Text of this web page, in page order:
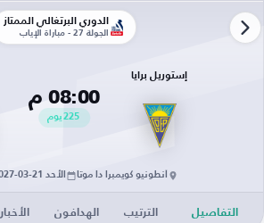
الدوري البرتغالي الممتاز
الجولة 27 - مباراة الإياب
إستوريل برايا
08:00 م
225يوم
أنطونيو كويمبرا دا موتا الأحد 21-03-2027 · 08:00 م
التفاصيل الترتيب الهدافون الأخبار